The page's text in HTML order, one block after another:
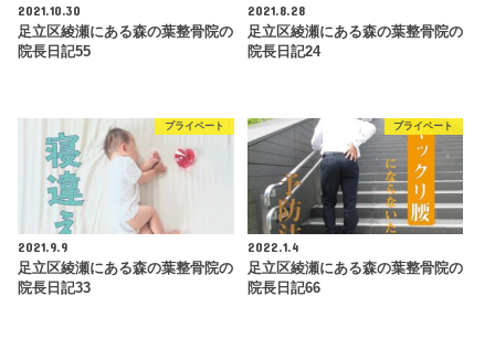
2021.10.30
足立区綾瀬にある森の葉整骨院の
院長日記55
2021.8.28
足立区綾瀬にある森の葉整骨院の
院長日記24
プライベート
2021.9.9
足立区綾瀬にある森の葉整骨院の
院長日記33
プライベート
2022.1.4
足立区綾瀬にある森の葉整骨院の
院長日記66